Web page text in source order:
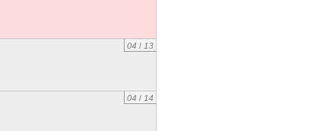
04 / 13
04 / 14